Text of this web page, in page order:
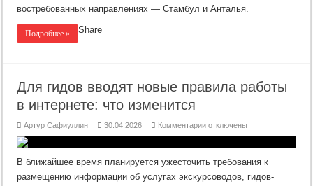
востребованных направлениях — Стамбул и Анталья.
Подробнее » Share
Для гидов вводят новые правила работы
в интернете: что изменится
Артур Сафиуллин 30.04.2026 Комментариик
гидов
вводят
новые
правила
работы
отключены
В ближайшее время планируется ужесточить требования к
размещению информации об услугах экскурсоводов, гидов-